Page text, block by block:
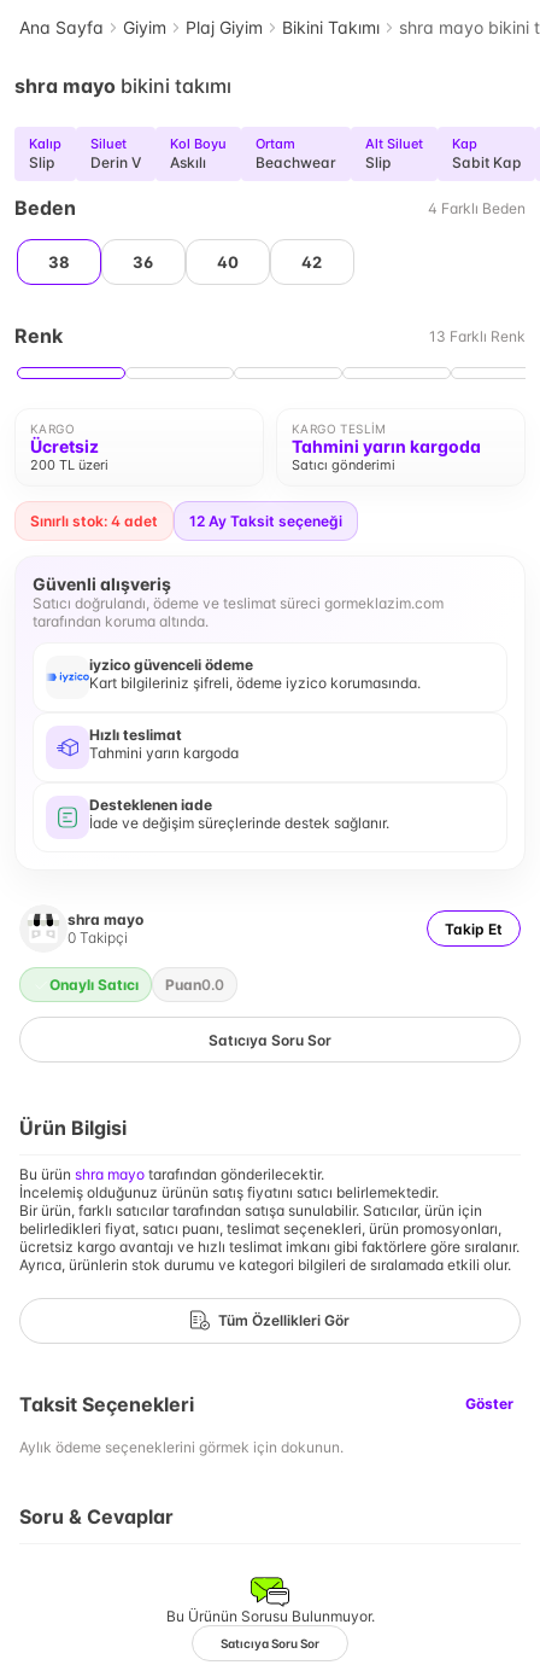
Ana Sayfa Giyim Plaj Giyim Bikini Takımı shra mayo bikini
shra mayo bikini takımı
Kalıp
Slip
Siluet
Derin V
Kol Boyu
Askılı
Ortam
Beachwear
Alt Siluet
Slip
Kap
Sabit Kap
Beden 4 Farklı Beden
38 36 40 42
Renk 13 Farklı Renk
KARGO
Ücretsiz
200 TL üzeri
KARGO TESLIM
Tahmini yarın kargoda
Satıcı gönderimi
Sınırlı stok: 4 adet 12 Ay Taksit seçeneği
Güvenli alışveriş
Satıcı doğrulandı, ödeme ve teslimat süreci gormeklazim.com
tarafından koruma altında.
iyzico güvenceli ödeme
Kart bilgileriniz şifreli, ödeme iyzico korumasında.
Hızlı teslimat
Tahmini yarın kargoda
Desteklenen iade
İade ve değişim süreçlerinde destek sağlanır.
shra mayo
0 Takipçi Takip Et
Onaylı Satıcı Puan0.0
Satıcıya Soru Sor
Ürün Bilgisi
Bu ürün shra mayo tarafından gönderilecektir.
İncelemiş olduğunuz ürünün satış fiyatını satıcı belirlemektedir.
Bir ürün, farklı satıcılar tarafından satışa sunulabilir. Satıcılar, ürün için
belirledikleri fiyat, satıcı puanı, teslimat seçenekleri, ürün promosyonları,
ücretsiz kargo avantajı ve hızlı teslimat imkanı gibi faktörlere göre sıralanır.
Ayrıca, ürünlerin stok durumu ve kategori bilgileri de sıralamada etkili olur.
Tüm Özellikleri Gör
Taksit Seçenekleri Göster
Aylık ödeme seçeneklerini görmek için dokunun.
Soru & Cevaplar
Bu Ürünün Sorusu Bulunmuyor.
Satıcıya Soru Sor